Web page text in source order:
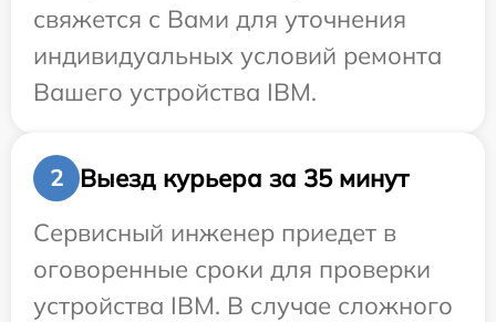
свяжется с Вами для уточнения
индивидуальных условий ремонта
Вашего устройства IBM.
2
Выезд курьера за 35 минут
Сервисный инженер приедет в
оговоренные сроки для проверки
устройства IBM. В случае сложного